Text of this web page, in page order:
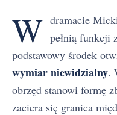
W dramacie
pełnią funkcji
podstawowy środek
wymiar niewidzialny.
obrzęd stanowi formę
zaciera się granica